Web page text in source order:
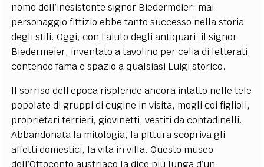
nome dell’inesistente signor Biedermeier: mai
personaggio fittizio ebbe tanto successo nella storia
degli stili. Oggi, con l’aiuto degli antiquari, il signor
Biedermeier, inventato a tavolino per celia di letterati,
contende fama e spazio a qualsiasi Luigi storico.
Il sorriso dell’epoca risplende ancora intatto nelle tele
popolate di gruppi di cugine in visita, mogli coi figlioli,
proprietari terrieri, giovinetti, vestiti da contadinelli.
Abbandonata la mitologia, la pittura scopriva gli
affetti domestici, la vita in villa. Questo museo
dell’Ottocento austriaco la dice più lunga d’un